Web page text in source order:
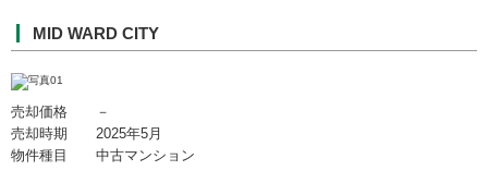
MID WARD CITY
売却価格 －
売却時期 2025年5月
物件種目 中古マンション